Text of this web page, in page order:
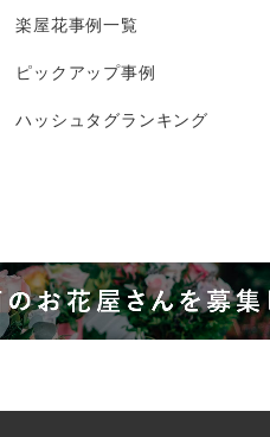
楽屋花事例一覧
ピックアップ事例
ハッシュタグランキング